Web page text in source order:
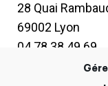
28 Quai
69002 Lyon
04 78 38 49 69
contact@mjc-